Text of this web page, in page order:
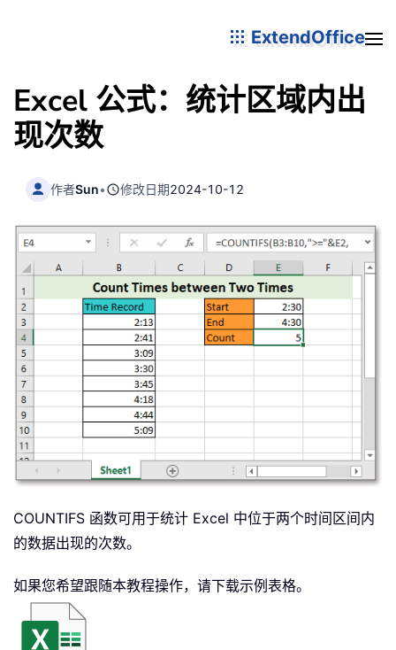
ExtendOffice
Excel 公式：统计区域内出
现次数
作者Sun• 修改日期2024-10-12
COUNTIFS 函数可用于统计 Excel 中位于两个时间区间内
的数据出现的次数。
如果您希望跟随本教程操作，请下载示例表格。